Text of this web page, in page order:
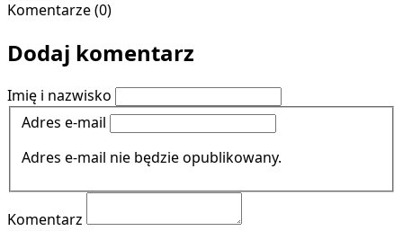
Komentarze (0)
Dodaj komentarz
Imię i nazwisko
Adres e-mail
Adres e-mail nie będzie opublikowany.
Komentarz